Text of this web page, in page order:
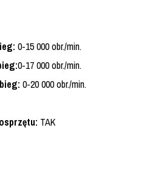
0-15 000 obr./min.
0-17 000 obr./min.
0-20 000 obr./min.
TAK